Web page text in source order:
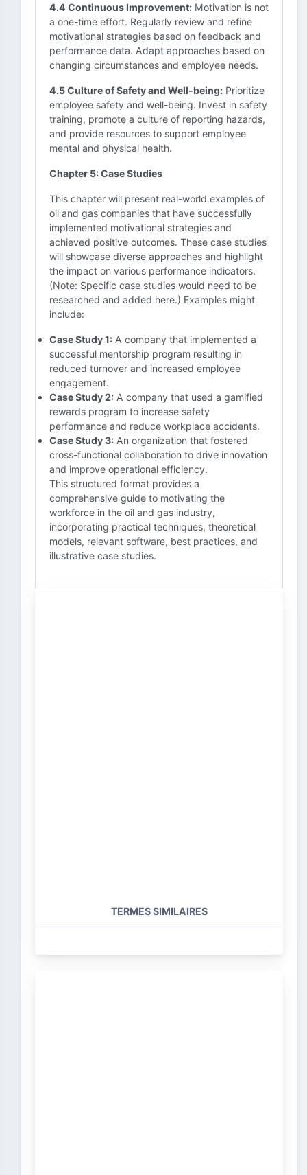
4.4 Continuous Improvement: Motivation is not
a one-time effort. Regularly review and refine
motivational strategies based on feedback and
performance data. Adapt approaches based on
changing circumstances and employee needs.
4.5 Culture of Safety and Well-being: Prioritize
employee safety and well-being. Invest in safety
training, promote a culture of reporting hazards,
and provide resources to support employee
mental and physical health.
Chapter 5: Case Studies
This chapter will present real-world examples of
oil and gas companies that have successfully
implemented motivational strategies and
achieved positive outcomes. These case studies
will showcase diverse approaches and highlight
the impact on various performance indicators.
(Note: Specific case studies would need to be
researched and added here.) Examples might
include:
Case Study 1: A company that implemented a
successful mentorship program resulting in
reduced turnover and increased employee
engagement.
Case Study 2: A company that used a gamified
rewards program to increase safety
performance and reduce workplace accidents.
Case Study 3: An organization that fostered
cross-functional collaboration to drive innovation
and improve operational efficiency.
This structured format provides a
comprehensive guide to motivating the
workforce in the oil and gas industry,
incorporating practical techniques, theoretical
models, relevant software, best practices, and
illustrative case studies.
TERMES SIMILAIRES